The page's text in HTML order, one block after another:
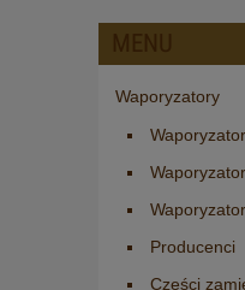
Waporyzatory
Producenci
Części